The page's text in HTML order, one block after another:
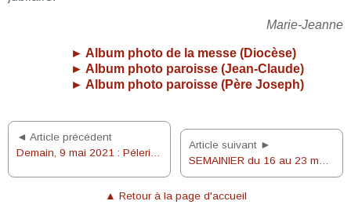
Marie-Jeanne
► Album photo de la messe (Diocèse)
► Album photo paroisse (Jean-Claude)
► Album photo paroisse (Père Joseph)
◄ Article précédent
Demain, 9 mai 2021 : Pélerinage à Amiens sur les pas de Nicolas Barré
Article suivant ►
SEMAINIER du 16 au 23 mai 2021
▲ Retour à la page d'accueil